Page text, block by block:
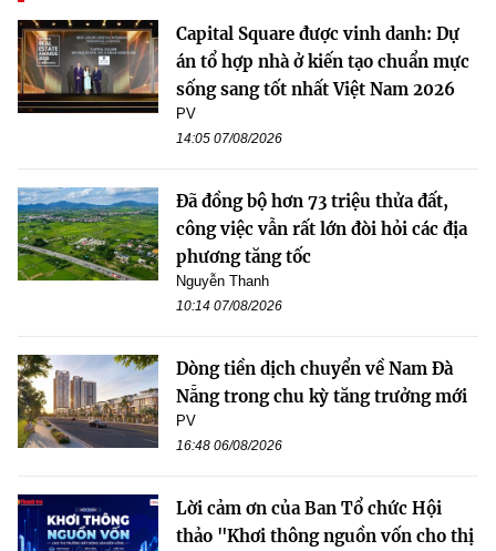
Capital Square được vinh danh: Dự
án tổ hợp nhà ở kiến tạo chuẩn mực
sống sang tốt nhất Việt Nam 2026
PV
14:05 07/08/2026
Đã đồng bộ hơn 73 triệu thửa đất,
công việc vẫn rất lớn đòi hỏi các địa
phương tăng tốc
Nguyễn Thanh
10:14 07/08/2026
Dòng tiền dịch chuyển về Nam Đà
Nẵng trong chu kỳ tăng trưởng mới
PV
16:48 06/08/2026
Lời cảm ơn của Ban Tổ chức Hội
thảo "Khơi thông nguồn vốn cho thị